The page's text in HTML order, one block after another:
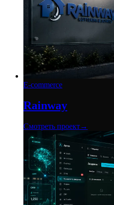
E-commerce
Rainway
Смотреть проект→